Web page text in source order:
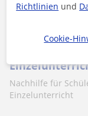
Villach
Nachhilfe für
Nachhilfe für
Einzelunterricht
Richtlinien und
Cookie-